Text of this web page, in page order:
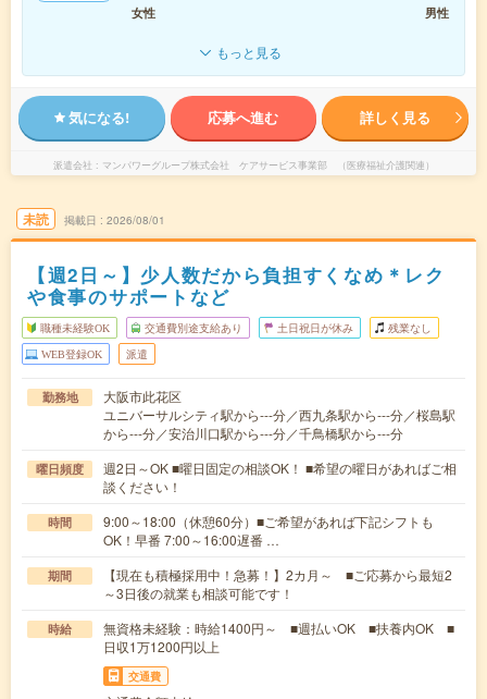
女性
男性
もっと見る
気になる! 応募へ進む 詳しく見る
派遣会社 マンパワーグループ株式会社 ケアサービス事業部 （医療福祉介護関連）
未読 掲載日 2026/08/01
【週2日～】少人数だから負担すくなめ＊レク
や食事のサポートなど
職種未経験OK 交通費別途支給あり 土日祝日が休み 残業なし
WEB登録OK 派遣
勤務地
大阪市此花区
ユニバーサルシティ駅から---分／西九条駅から---分／桜島駅
から---分／安治川口駅から---分／千鳥橋駅から---分
曜日頻度
週2日～OK ■曜日固定の相談OK！ ■希望の曜日があればご相
談ください！
時間
9:00～18:00（休憩60分）■ご希望があれば下記シフトも
OK！早番 7:00～16:00遅番 …
期間
【現在も積極採用中！急募！】2カ月～ ■ご応募から最短2
～3日後の就業も相談可能です！
時給
無資格未経験：時給1400円～ ■週払いOK ■扶養内OK ■
日収1万1200円以上
交通費